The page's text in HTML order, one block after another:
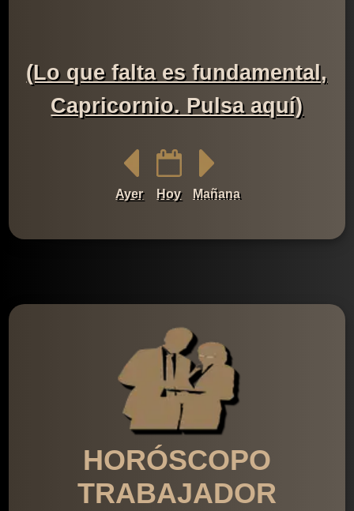
(Lo que falta es fundamental,
Capricornio. Pulsa aquí)
Ayer Hoy Mañana
HORÓSCOPO
TRABAJADOR